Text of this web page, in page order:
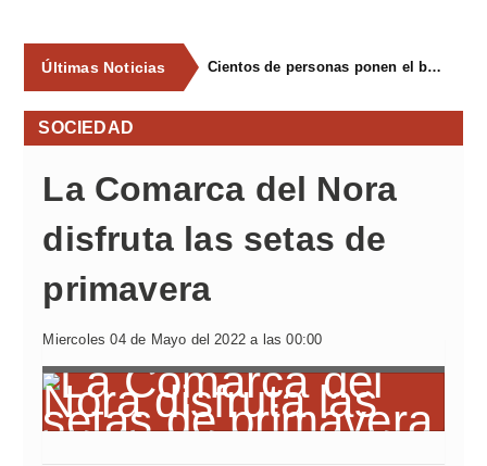
Últimas Noticias Cientos de personas ponen el broche final a las fiestas de La Salud de Lieres con la tradicional merienda
SOCIEDAD
La Comarca del Nora
disfruta las setas de
primavera
Miercoles 04 de Mayo del 2022 a las 00:00